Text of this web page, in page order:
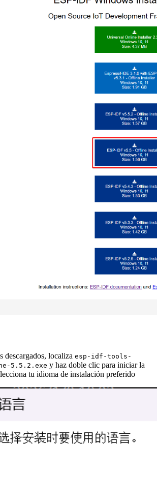
descargados, localiza esp-idf-tools-
5.5.2.exe y haz doble clic para iniciar la
tu idioma de instalación preferido